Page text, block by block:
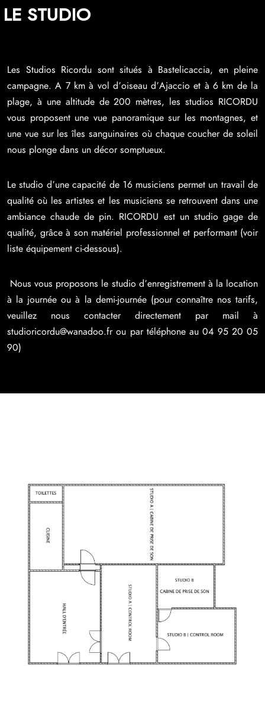
LE STUDIO
Les Studios Ricordu sont situés à Bastelicaccia, en pleine
campagne. A 7 km à vol d’oiseau d’Ajaccio et à 6 km de la
plage, à une altitude de 200 mètres, les studios RICORDU
vous proposent une vue panoramique sur les montagnes, et
une vue sur les îles sanguinaires où chaque coucher de soleil
nous plonge dans un décor somptueux.
Le studio d’une capacité de 16 musiciens permet un travail de
qualité où les artistes et les musiciens se retrouvent dans une
ambiance chaude de pin. RICORDU est un studio gage de
qualité, grâce à son matériel professionnel et performant (voir
liste équipement ci-dessous).
Nous vous proposons le studio d’enregistrement à la location
à la journée ou à la demi-journée (pour connaître nos tarifs,
veuillez nous contacter directement par mail à
studioricordu@wanadoo.fr ou par téléphone au 04 95 20 05
90)